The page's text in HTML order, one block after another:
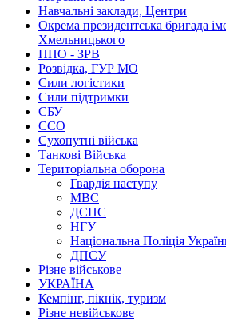
Навчальні заклади, Центри
Окрема президентська бригада
Хмельницького
ППО - ЗРВ
Розвідка, ГУР МО
Сили логістики
Сили підтримки
СБУ
ССО
Сухопутні війська
Танкові Війська
Територіальна оборона
Гвардія наступу
МВС
ДСНС
НГУ
Національна Поліція
ДПСУ
Різне військове
УКРАЇНА
Кемпінг, пікнік, туризм
Різне невійськове